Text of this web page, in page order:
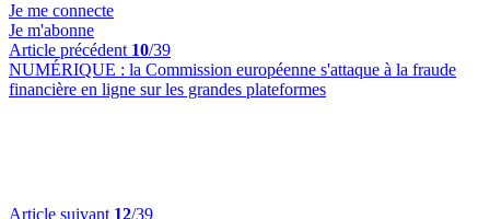
Je me connecte
Je m'abonne
Article précédent 10/39
NUMÉRIQUE : la Commission européenne s'attaque à la fraude
financière en ligne sur les grandes plateformes
Article suivant 12/39